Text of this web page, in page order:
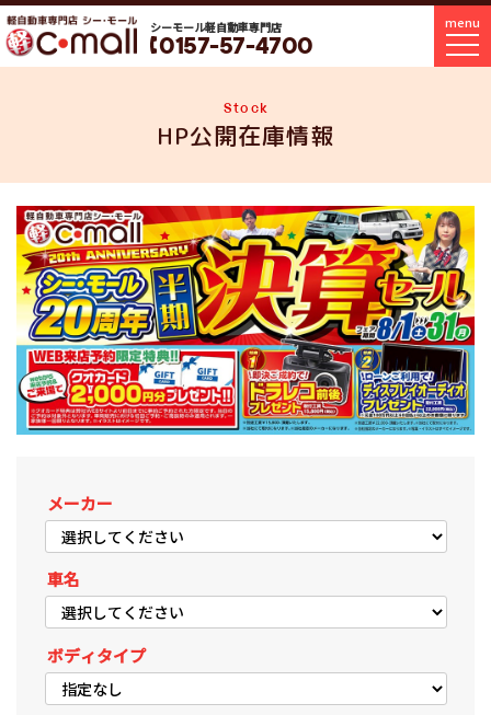
シーモール軽自動車専門店
0157-57-4700
menu
Stock
HP公開在庫情報
メーカー
車名
ボディタイプ